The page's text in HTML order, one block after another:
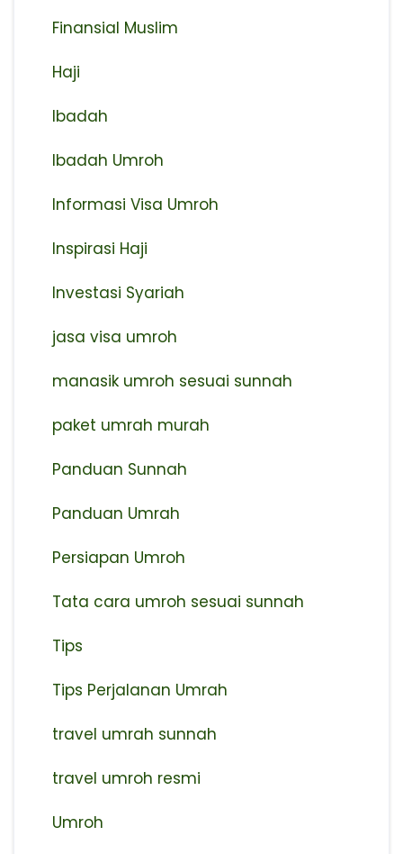
Finansial Muslim
Haji
Ibadah
Ibadah Umroh
Informasi Visa Umroh
Inspirasi Haji
Investasi Syariah
jasa visa umroh
manasik umroh sesuai sunnah
paket umrah murah
Panduan Sunnah
Panduan Umrah
Persiapan Umroh
Tata cara umroh sesuai sunnah
Tips
Tips Perjalanan Umrah
travel umrah sunnah
travel umroh resmi
Umroh